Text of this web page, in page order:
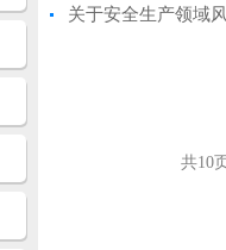
关于安全生产领域
共10